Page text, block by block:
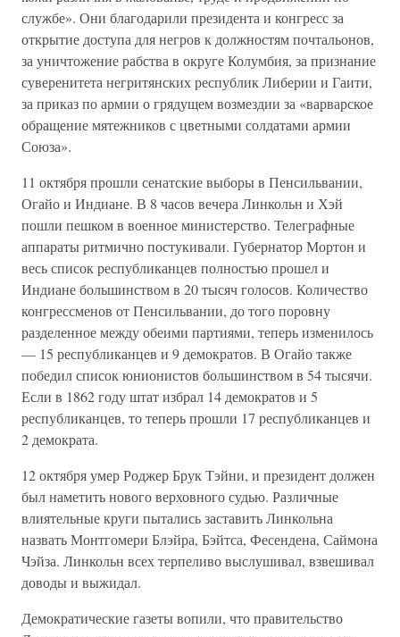
службе». Они благодарили президента и конгресс за
открытие доступа для негров к должностям почтальонов,
за уничтожение рабства в округе Колумбия, за признание
суверенитета негритянских республик Либерии и Гаити,
за приказ по армии о грядущем возмездии за «варварское
обращение мятежников с цветными солдатами армии
Союза».
11 октября прошли сенатские выборы в Пенсильвании,
Огайо и Индиане. В 8 часов вечера Линкольн и Хэй
пошли пешком в военное министерство. Телеграфные
аппараты ритмично постукивали. Губернатор Мортон и
весь список республиканцев полностью прошел и
Индиане большинством в 20 тысяч голосов. Количество
конгрессменов от Пенсильвании, до того поровну
разделенное между обеими партиями, теперь изменилось
— 15 республиканцев и 9 демократов. В Огайо также
победил список юнионистов большинством в 54 тысячи.
Если в 1862 году штат избрал 14 демократов и 5
республиканцев, то теперь прошли 17 республиканцев и
2 демократа.
12 октября умер Роджер Брук Тэйни, и президент должен
был наметить нового верховного судью. Различные
влиятельные круги пытались заставить Линкольна
назвать Монтгомери Блэйра, Бэйтса, Фесендена, Саймона
Чэйза. Линкольн всех терпеливо выслушивал, взвешивал
доводы и выжидал.
Демократические газеты вопили, что правительство